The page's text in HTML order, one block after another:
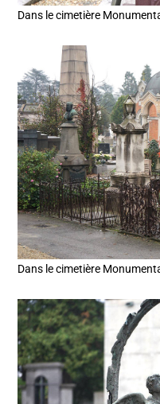
Dans le cimetière
Dans le cimetière